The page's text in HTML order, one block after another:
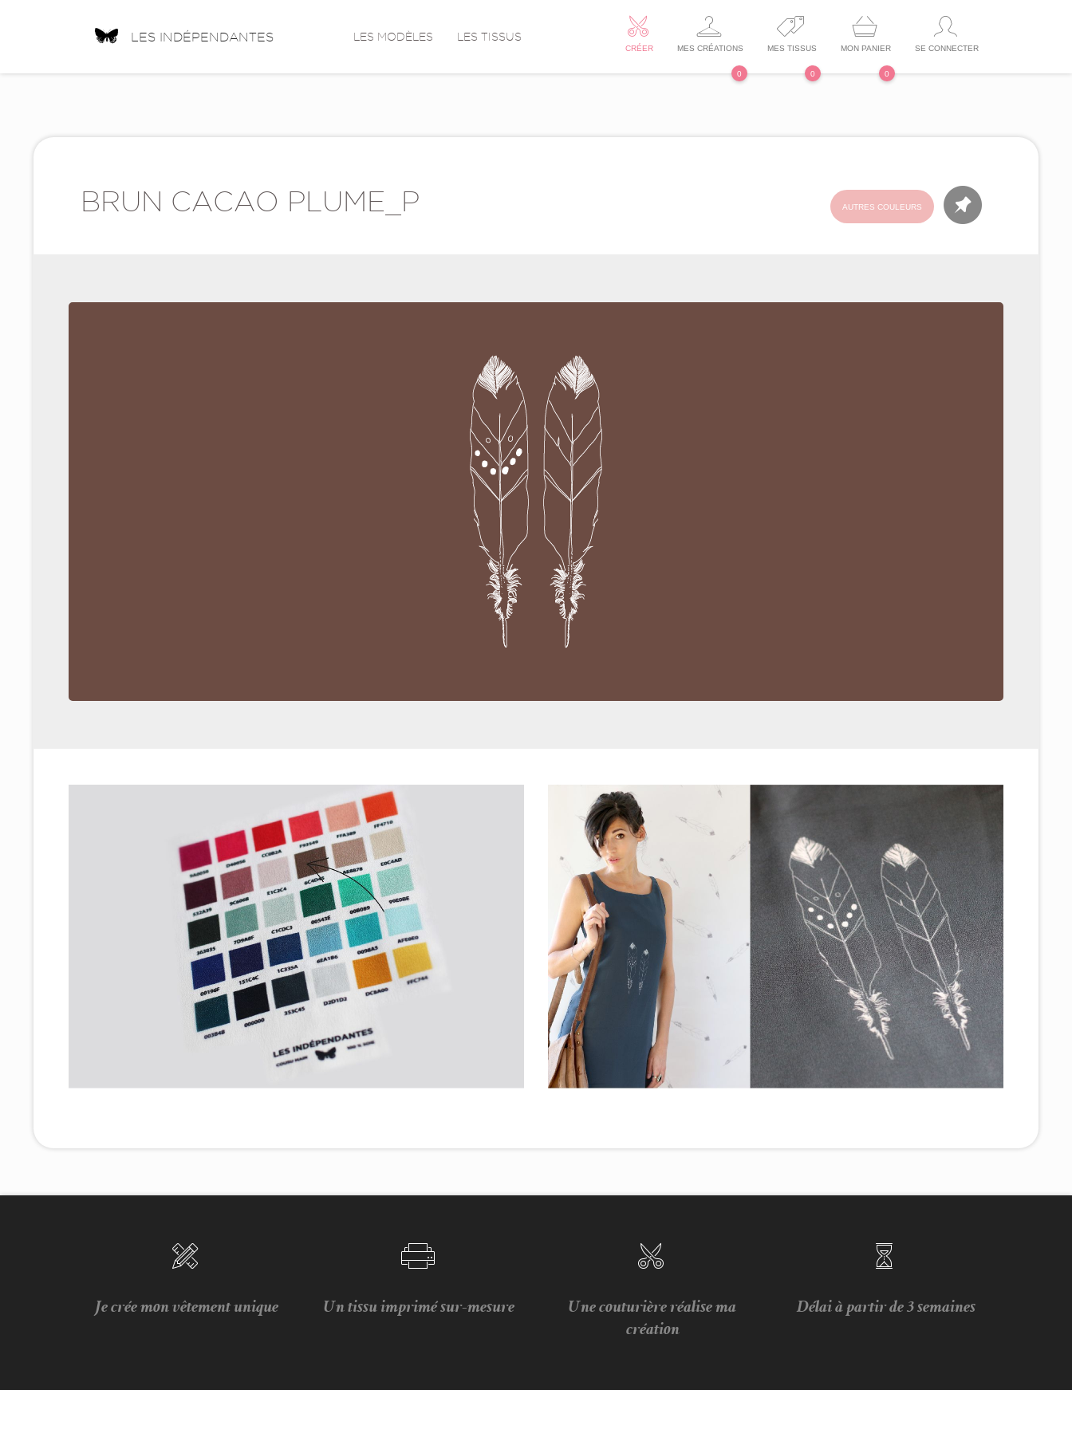
LES INDÉPENDANTES LES MODÈLES LES TISSUS
CRÉER MES CRÉATIONS
0
MES TISSUS
0
MON PANIER
0
SE CONNECTER
BRUN CACAO PLUME_P AUTRES COULEURS
Je crée mon vêtement unique Un tissu imprimé sur-mesure
Une couturière réalise ma
création
Délai à partir de 3 semaines